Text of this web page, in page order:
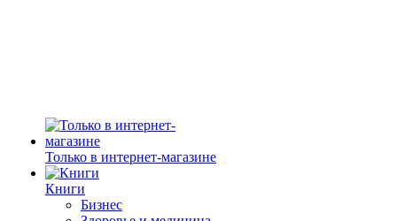
Только в интернет-магазине
Книги
Бизнес